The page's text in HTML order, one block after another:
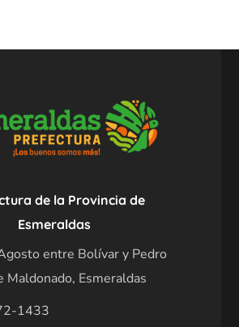
de la Provincia de
Esmeraldas
entre Bolívar y Pedro
Maldonado, Esmeraldas
1433